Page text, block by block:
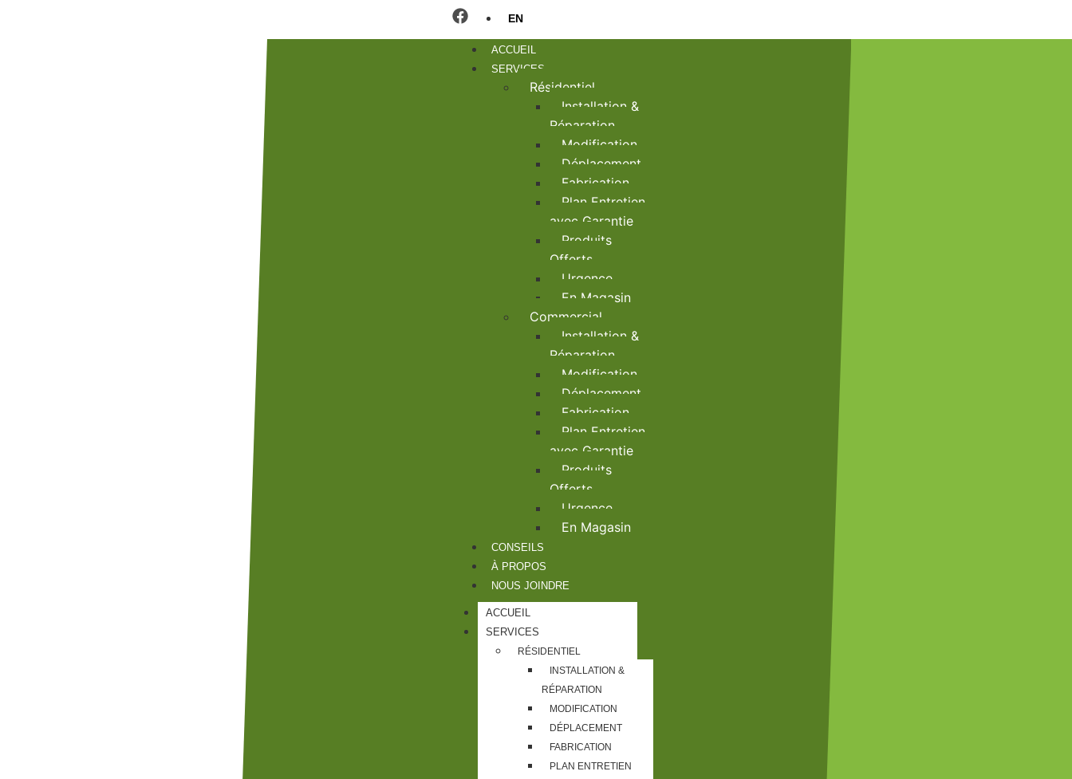
ACCUEIL
SERVICES
Résidentiel
Installation &
Réparation
Modification
Déplacement
Fabrication
Plan Entretien
avec Garantie
Produits
Offerts
Urgence
En Magasin
Commercial
Installation &
Réparation
Modification
Déplacement
Fabrication
Plan Entretien
avec Garantie
Produits
Offerts
Urgence
En Magasin
CONSEILS
À PROPOS
NOUS JOINDRE
ACCUEIL
SERVICES
RÉSIDENTIEL
INSTALLATION &
RÉPARATION
MODIFICATION
DÉPLACEMENT
FABRICATION
PLAN ENTRETIEN
EN